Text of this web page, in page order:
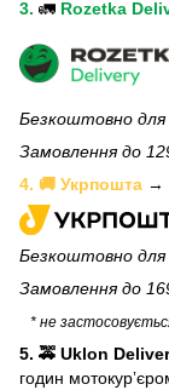
3. 🚛 Rozetka
Безкоштовно для
Замовлення до
4. 🚚 Укрпошта →
Безкоштовно для
Замовлення до
* не
5. 🚕 Uklon
годин